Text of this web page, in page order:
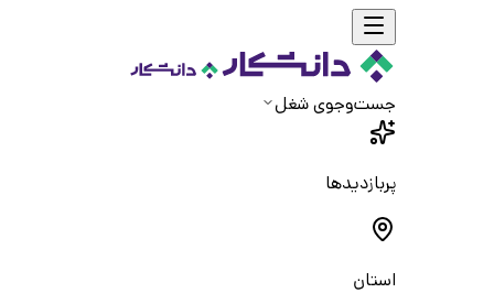
جست‌و‌جوی شغل
پربازدیدها
استان